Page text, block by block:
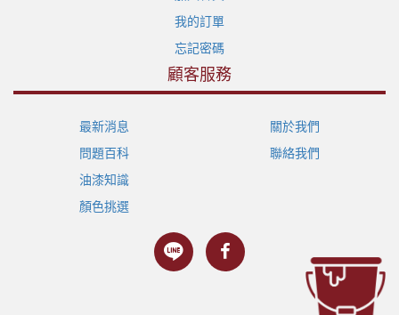
我的訂單
忘記密碼
顧客服務
最新消息
問題百科
油漆知識
顏色挑選
關於我們
聯絡我們